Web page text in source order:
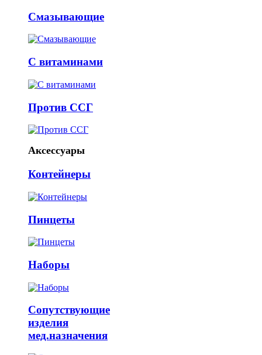
Смазывающие
С витаминами
Против ССГ
Аксессуары
Контейнеры
Пинцеты
Наборы
Сопутствующие
изделия
мед.назначения